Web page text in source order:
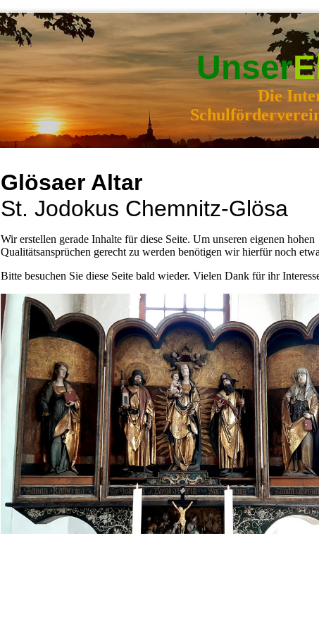
Unser
Die
Glösaer Altar
St. Jodokus Chemnitz-Glösa
Wir erstellen gerade Inhalte für diese Seite. Um unseren eigenen hohen
Qualitätsansprüchen gerecht zu werden benötigen wir hierfür noch
Bitte besuchen Sie diese Seite bald wieder. Vielen Dank für ihr